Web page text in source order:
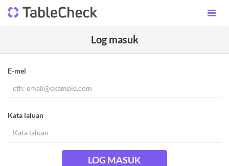
Log masuk
E-mel
Kata laluan
LOG MASUK